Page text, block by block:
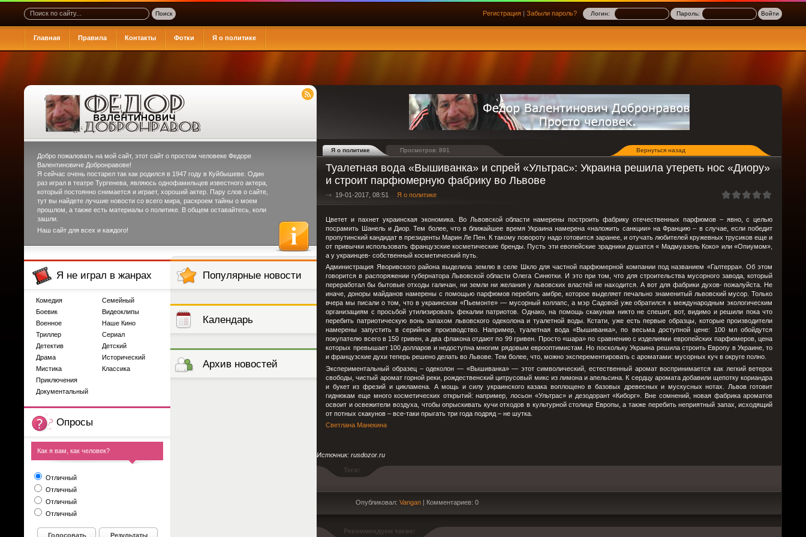
Регистрация| Забыли пароль? Логин: Пароль:
Главная Правила Контакты Фотки Я о политике
Я о политике Просмотров: 891 Вернуться назад
Туалетная вода «Вышиванка» и спрей «Ультрас»: Украина решила утереть нос «Диору»
и строит парфюмерную фабрику во Львове
19-01-2017, 08:51 Я о политике
Цветет и пахнет украинская экономика. Во Львовской области намерены построить фабрику отечественных парфюмов – явно, с целью
посрамить Шанель и Диор. Тем более, что в ближайшее время Украина намерена «наложить санкции» на Францию – в случае, если победит
пропутинский кандидат в президенты Марин Ле Пен. К такому повороту надо готовится заранее, и отучать любителей кружевных трусиков еще и
от привычки использовать французские косметические бренды. Пусть эти евопейские зрадники душатся « Мадмуазель Коко» или «Опиумом»,
а у украинцев- собственный косметический путь.
Администрация Яворивского района выделила землю в селе Шкло для частной парфюмерной компании под названием «Галтерра». Об этом
говорится в распоряжении губернатора Львовской области Олега Синютки. И это при том, что для строительства мусорного завода, который
переработал бы бытовые отходы галичан, ни земли ни желания у львовских властей не находится. А вот для фабрики духов- пожалуйста. Не
иначе, доноры майданов намерены с помощью парфюмов перебить амбре, которое выделяет печально знаменитый львовский мусор. Только
вчера мы писали о том, что в украинском «Пьемонте» — мусорный коллапс, а мэр Садовой уже обратился к международным экологическим
организациям с просьбой утилизировать фекалии патриотов. Однако, на помощь скакунам никто не спешит, вот, видимо и решили пока что
перебить патриотическую вонь запахом львовского одеколона и туалетной воды. Кстати, уже есть первые образцы, которые производители
намерены запустить в серийное производство. Например, туалетная вода «Вышиванка», по весьма доступной цене: 100 мл обойдутся
покупателю всего в 150 гривен, а два флакона отдают по 99 гривен. Просто «шара» по сравнению с изделиями европейских парфюмеров, цена
которых превышает 100 долларов и недоступна многим рядовым еврооптимистам. Но поскольку Украина решила строить Европу в Украине, то
и французские духи теперь решено делать во Львове. Тем более, что, можно эксперементировать с ароматами: мусорных куч в округе полно.
Экспериментальный образец – одеколон — «Вышиванка» — этот символический, естественный аромат воспринимается как легкий ветерок
свободы, чистый аромат горной реки, рождественский цитрусовый микс из лимона и апельсина. К сердцу аромата добавили щепотку кориандра
и букет из фрезий и цикламена. А мощь и силу украинского казака воплощено в базовых древесных и мускусных нотах. Львов готовит
гиднюкам еще много косметических открытий: например, лосьон «Ультрас» и дезодорант «Киборг». Вне сомнений, новая фабрика ароматов
освоит и освежители воздуха, чтобы опрыскивать кучи отходов в культурной столице Европы, а также перебить неприятный запах, исходящий
от потных скакунов – все-таки прыгать три года подряд – не шутка.
Светлана Манекина
Источник: rusdozor.ru
Теги:
Опубликовал:Vangan | Комментариев: 0
Рекоммендуем также:
Добро пожаловать на мой сайт, этот сайт о простом человекеФедоре
Валентиновиче Добронравове!
Я сейчас очень постарел так как родился в 1947 году в Куйбышеве. Один
раз играл в театре Тургенева, являюсь однофамильцев известного актера,
который постоянно снимается и играет, хороший актер. Пару слов о сайте,
тут вы найдете лучшие новости со всего мира, раскроем тайны о моем
прошлом, а также есть материалы о политике. В общем оставайтесь, коли
зашли.
Наш сайт для всех и каждого!
Я не играл в жанрах
Комедия
Боевик
Военное
Триллер
Детектив
Драма
Мистика
Приключения
Документальный
Семейный
Видеоклипы
Наше Кино
Сериал
Детский
Исторический
Классика
Опросы
Как я вам, как человек?
Отличный
Отличный
Отличный
Отличный
Популярные новости
Календарь
выступлений
Архив новостей